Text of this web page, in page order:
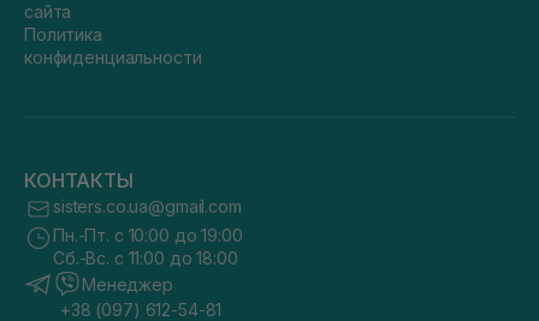
сайта
Политика
конфиденциальности
КОНТАКТЫ
sisters.co.ua@gmail.com
Пн.-Пт. с 10:00 до 19:00
Сб.-Вс. с 11:00 до 18:00
Менеджер
+38 (097) 612-54-81